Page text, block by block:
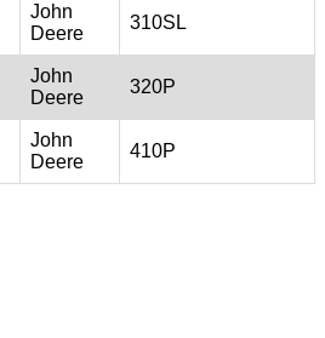
John
Deere
310SL
John
Deere
320P
John
Deere
410P